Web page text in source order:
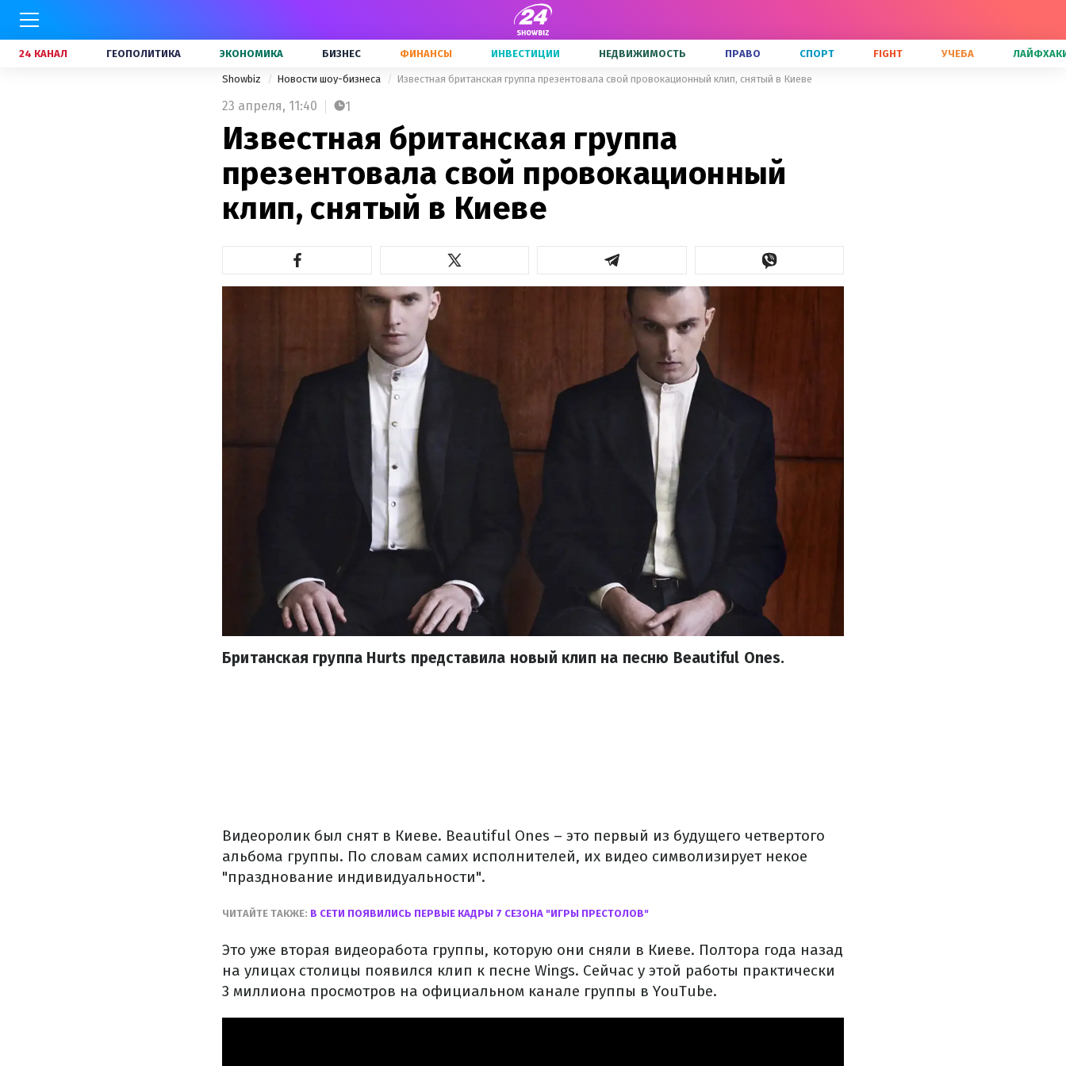
24 КАНАЛ ГЕОПОЛИТИКА ЭКОНОМИКА БИЗНЕС ФИНАНСЫ ИНВЕСТИЦИИ НЕДВИЖИМОСТЬ ПРАВО СПОРТ FIGHT УЧЕБА
Showbiz Новости шоу-бизнеса Известная британская группа презентовала свой провокационный клип, снятый в Киеве
23 апреля, 11:40 1
Известная британская группа
презентовала свой провокационный
клип, снятый в Киеве
Британская группа Hurts представила новый клип на песню Beautiful Ones.
Видеоролик был снят в Киеве. Beautiful Ones – это первый из будущего четвертого
альбома группы. По словам самих исполнителей, их видео символизирует некое
"празднование индивидуальности".
ЧИТАЙТЕ ТАКЖЕ: В СЕТИ ПОЯВИЛИСЬ ПЕРВЫЕ КАДРЫ 7 СЕЗОНА "ИГРЫ ПРЕСТОЛОВ"
Это уже вторая видеоработа группы, которую они сняли в Киеве. Полтора года назад
на улицах столицы появился клип к песне Wings. Сейчас у этой работы практически
3 миллиона просмотров на официальном канале группы в YouTube.